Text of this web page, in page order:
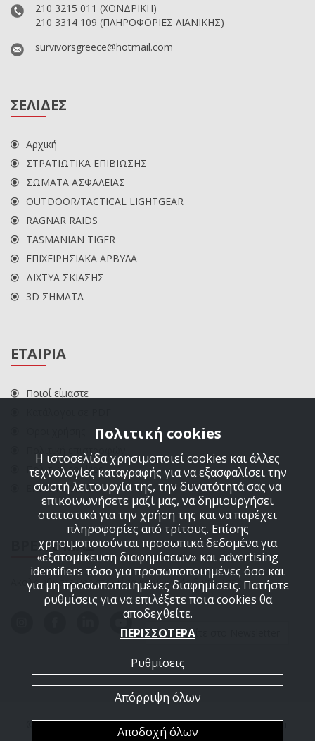
210 3215 011 (ΧΟΝΔΡΙΚΗ)
210 3314 109 (ΠΛΗΡΟΦΟΡΙΕΣ ΛΙΑΝΙΚΗΣ)
survivorsgreece@hotmail.com
ΣΕΛΙΔΕΣ
Αρχική
ΣΤΡΑΤΙΩΤΙΚΑ ΕΠΙΒΙΩΣΗΣ
ΣΩΜΑΤΑ ΑΣΦΑΛΕΙΑΣ
OUTDOOR/TACTICAL LIGHTGEAR
RAGNAR RAIDS
TASMANIAN TIGER
ΕΠΙΧΕΙΡΗΣΙΑΚΑ ΑΡΒΥΛΑ
ΔΙΧΤΥΑ ΣΚΙΑΣΗΣ
3D ΣΗΜΑΤΑ
ΕΤΑΙΡΙΑ
Ποιοί είμαστε
Πολιτική επιστροφών
Πολιτική cookies
ΕΠΙΚΟΙΝΩΝΙΑ
ΒΡΕΙΤΕ ΜΑΣ
Ακολουθήστε μας στα μέσα κοινωνικής δικτύωσης
Εγγραφείτε στο Newsletter
© Survivors.gr 2026. All Rights Reserved by Γεώργιος Δημ.
Πολιτική cookies
Η ιστοσελίδα χρησιμοποιεί cookies και άλλες
τεχνολογίες καταγραφής για να εξασφαλίσει την
σωστή λειτουργία της, την δυνατότητά σας να
επικοινωνήσετε μαζί μας, να δημιουργήσει
στατιστικά για την χρήση της και να παρέχει
πληροφορίες από τρίτους. Επίσης
χρησιμοποιούνται προσωπικά δεδομένα για
«εξατομίκευση διαφημίσεων» και advertising
identifiers τόσο για προσωποποιημένες όσο και
για μη προσωποποιημένες διαφημίσεις. Πατήστε
ρυθμίσεις για να επιλέξετε ποια cookies θα
αποδεχθείτε.
ΠΕΡΙΣΣΟΤΕΡΑ
Ρυθμίσεις
Απόρριψη όλων
Αποδοχή όλων